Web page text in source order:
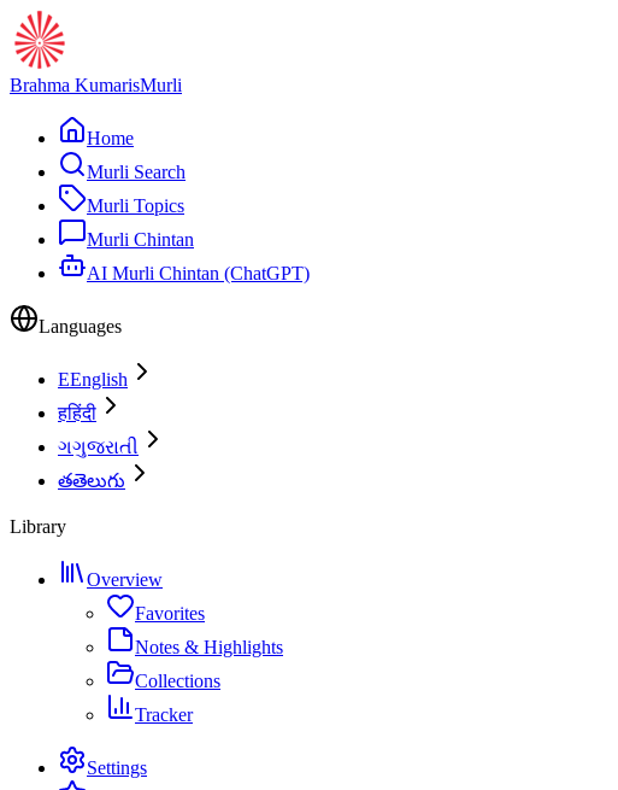
Brahma KumarisMurli
Home
Murli Search
Murli Topics
Murli Chintan
AI Murli Chintan (ChatGPT)
Languages
EEnglish
हहिंदी
ગગુજરાતી
తతెలుగు
Library
Overview
Favorites
Notes & Highlights
Collections
Tracker
Settings